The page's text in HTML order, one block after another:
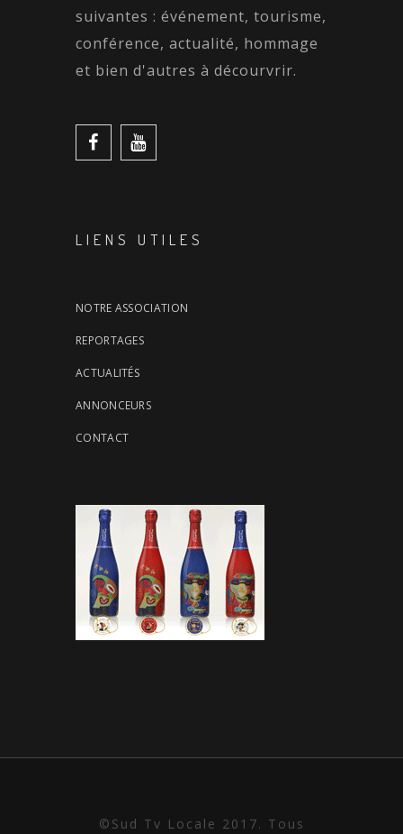
suivantes : événement, tourisme,
conférence, actualité, hommage
et bien d'autres à décourvrir.
LIENS UTILES
NOTRE ASSOCIATION
REPORTAGES
ACTUALITÉS
ANNONCEURS
CONTACT
©Sud Tv Locale 2017. Tous